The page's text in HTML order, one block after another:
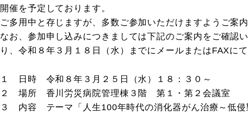
開催を予定しております。
ご多用中と存じますが、多数ご参加いただけますようご案
なお、参加申し込みにつきましては下記のご案内をご確認
り、令和８年３月１８日（水）までにメールまたはFAXに
１ 日時 令和８年３月２５日（水）１８：３０～
２ 場所 香川労災病院管理棟３階 第１・第２会議室
３ 内容 テーマ「人生100年時代の消化器がん治療～低侵